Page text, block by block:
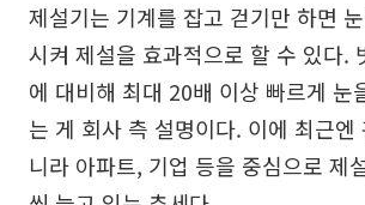
제설기는 기계를 잡고 걷기만 하면
시켜 제설을 효과적으로 할 수 있다.
에 대비해 최대 20배 이상 빠르게 눈
는 게 회사 측 설명이다. 이에 최근엔
니라 아파트, 기업 등을 중심으로 제